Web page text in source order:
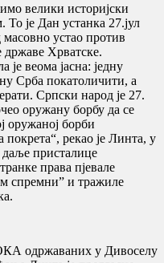
велики историјски
То је Дан устанка 27.јул
масовно устао против
државе Хрватске.
веома јасна: једну
Срба покатоличити, а
Српски народ је 27.
оружану борбу да се
оружаној борби
рекао је Линта, у
даље присталице
права пјевале
спремни” и тражиле
одржаваних у Дивоселу